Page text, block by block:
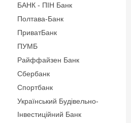
БАНК - ПІН Банк
Полтава-Банк
ПриватБанк
ПУМБ
Райффайзен Банк
Сбербанк
Спортбанк
Український Будівельно-
Інвестиційний Банк